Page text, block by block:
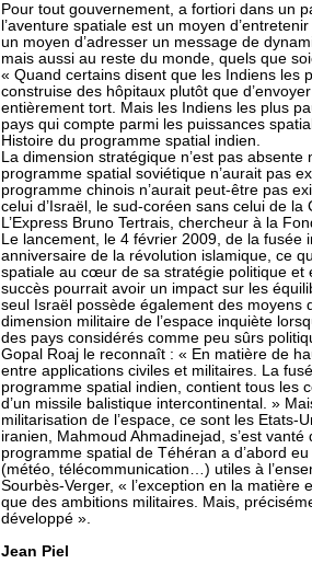
Pour tout gouvernement, a fortiori dans un
l’aventure spatiale est un moyen
un moyen d’adresser un message de
mais aussi au reste du monde, quels que
« Quand certains disent que les Indiens les
construise des hôpitaux plutôt que
entièrement tort. Mais les Indiens les plus
pays qui compte parmi les puissances
Histoire du programme spatial indien.
La dimension stratégique n’est pas
programme spatial soviétique n’aurait pas
programme chinois n’aurait peut-être pas
celui d’Israël, le sud-coréen sans celui de la
L’Express Bruno Tertrais, chercheur à la
Le lancement, le 4 février 2009, de la fusée
anniversaire de la révolution islamique, ce
spatiale au cœur de sa stratégie politique et
succès pourrait avoir un impact sur les
seul Israël possède également des moyens
dimension militaire de l’espace inquiète
des pays considérés comme peu sûrs
Gopal Roaj le reconnaît : « En matière de
entre applications civiles et militaires. La
programme spatial indien, contient tous les
d’un missile balistique intercontinental. »
militarisation de l’espace, ce sont les Etats-
iranien, Mahmoud Ahmadinejad, s’est
programme spatial de Téhéran a d’abord
(météo, télécommunication…) utiles à
Sourbès-Verger, « l’exception en la
que des ambitions militaires. Mais,
développé ».
Jean Piel